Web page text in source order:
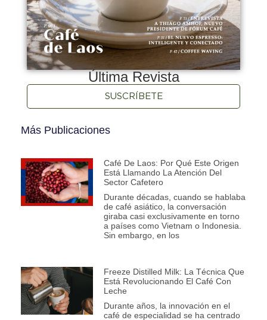
Última Revista
SUSCRÍBETE
Más Publicaciones
Café De Laos: Por Qué Este Origen
Está Llamando La Atención Del
Sector Cafetero
Durante décadas, cuando se hablaba
de café asiático, la conversación
giraba casi exclusivamente en torno
a países como Vietnam o Indonesia.
Sin embargo, en los
Freeze Distilled Milk: La Técnica Que
Está Revolucionando El Café Con
Leche
Durante años, la innovación en el
café de especialidad se ha centrado